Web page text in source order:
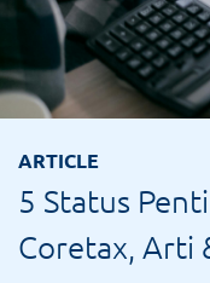
ARTICLE
5 Status
Coretax, Arti